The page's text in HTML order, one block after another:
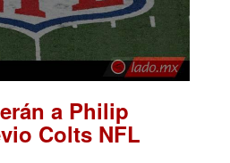
a Philip
Colts NFL